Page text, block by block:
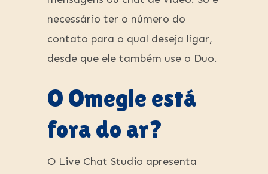
necessário ter o número do
contato para o qual deseja ligar,
desde que ele também use o Duo.
O Omegle está
fora do ar?
O Live Chat Studio apresenta